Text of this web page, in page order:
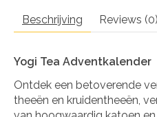
Beschrijving Reviews (0)
Yogi Tea Adventkalender
Ontdek een betoverende
theeën en kruidentheeën,